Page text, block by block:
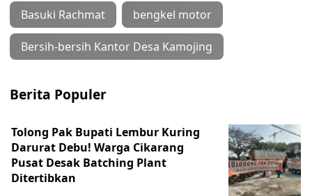
Basuki Rachmat bengkel motor
Bersih-bersih Kantor Desa Kamojing
Berita Populer
Tolong Pak Bupati Lembur Kuring
Darurat Debu! Warga Cikarang
Pusat Desak Batching Plant
Ditertibkan